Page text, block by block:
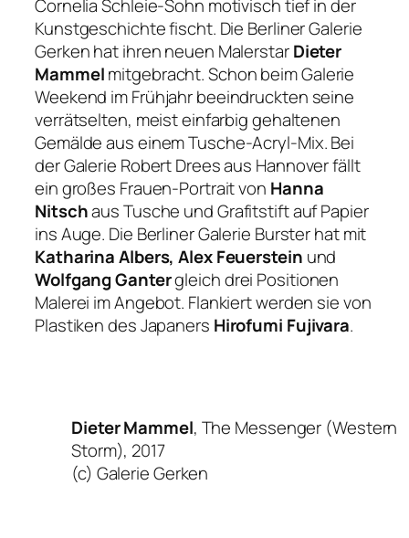
Cornelia Schleie-Sohn motivisch tief in der
Kunstgeschichte fischt. Die Berliner Galerie
Gerken hat ihren neuen MalerstarDieter
Mammelmitgebracht. Schon beim Galerie
Weekend im Frühjahr beeindruckten seine
verrätselten, meist einfarbig gehaltenen
Gemälde aus einem Tusche-Acryl-Mix. Bei
der Galerie Robert Drees aus Hannover fällt
ein großes Frauen-Portrait von Hanna
Nitschaus Tusche und Grafitstift auf Papier
ins Auge. Die Berliner Galerie Burster hat mit
Katharina Albers, Alex Feuerstein und
Wolfgang Gantergleich drei Positionen
Malerei im Angebot. Flankiert werden sie von
Plastiken des Japaners Hirofumi Fujivara.
Dieter Mammel, The Messenger (Western
Storm), 2017
(c) Galerie Gerken